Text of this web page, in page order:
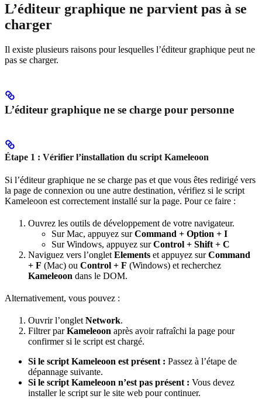
L’éditeur graphique ne parvient pas à se
charger
Il existe plusieurs raisons pour lesquelles l’éditeur graphique peut ne
pas se charger.
L’éditeur graphique ne se charge pour personne
Étape 1 : Vérifier l’installation du script Kameleoon
Si l’éditeur graphique ne se charge pas et que vous êtes redirigé vers
la page de connexion ou une autre destination, vérifiez si le script
Kameleoon est correctement installé sur la page. Pour ce faire :
Ouvrez les outils de développement de votre navigateur.
Sur Mac, appuyez surCommand + Option + I
Sur Windows, appuyez surControl + Shift + C
Naviguez vers l’onglet Elements et appuyez surCommand
+ F (Mac) ou Control + F (Windows) et recherchez
Kameleoon dans le DOM.
Alternativement, vous pouvez :
Ouvrir l’onglet Network.
Filtrer parKameleoon après avoir rafraîchi la page pour
confirmer si le script est chargé.
Si le script Kameleoon est présent : Passez à l’étape de
dépannage suivante.
Si le script Kameleoon n’est pas présent : Vous devez
installer le script sur le site web pour continuer.